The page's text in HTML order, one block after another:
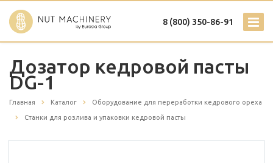
8 (800) 350-86-91
Дозатор кедровой пасты
DG-1
Главная Каталог Оборудование для переработки кедрового ореха
Станки для розлива и упаковки кедровой пасты